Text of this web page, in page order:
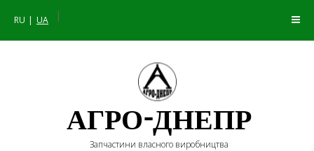
RU UA |
АГРО-ДНЕПР
Запчастини власного виробництва